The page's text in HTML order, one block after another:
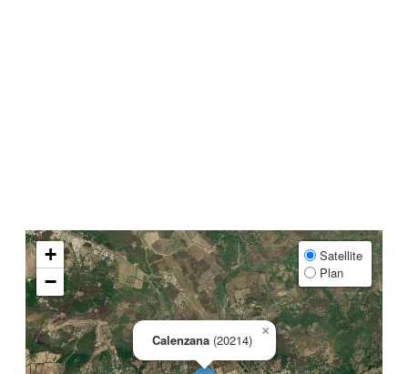
Calenzana (20214)
×
+
−
Satellite
Plan